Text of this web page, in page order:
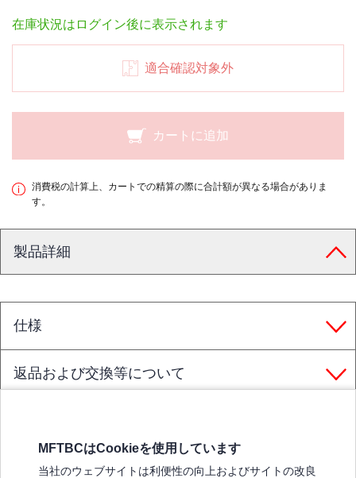
在庫状況はログイン後に表示されます
適合確認対象外
カートに追加
消費税の計算上、カートでの精算の際に合計額が異なる場合がありま
す。
製品詳細
仕様
返品および交換等について
MFTBCはCookieを使用しています
当社のウェブサイトは利便性の向上およびサイトの改良